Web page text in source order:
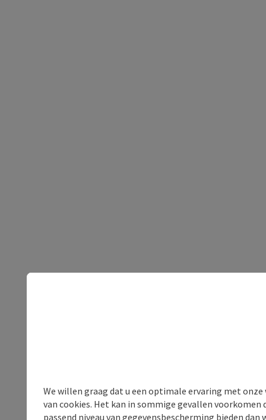
We willen graag dat u een optimale ervaring met
van cookies. Het kan in sommige gevallen voorkomen
passend niveau van gegevensbescherming bieden